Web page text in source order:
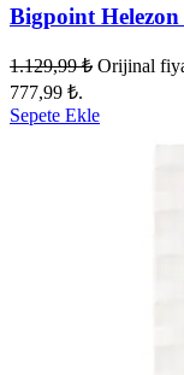
Bigpoint
1.129,99₺ Orijinal
777,99 ₺.
Sepete Ekle